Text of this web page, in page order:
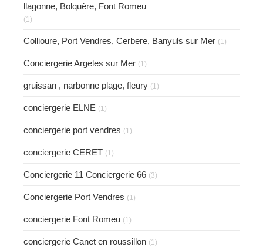
llagonne, Bolquère, Font Romeu
(1)
Collioure, Port Vendres, Cerbere, Banyuls sur Mer (1)
Conciergerie Argeles sur Mer (1)
gruissan , narbonne plage, fleury (1)
conciergerie ELNE (1)
conciergerie port vendres (1)
conciergerie CERET (1)
Conciergerie 11 Conciergerie 66 (3)
Conciergerie Port Vendres (1)
conciergerie Font Romeu (1)
conciergerie Canet en roussillon (1)